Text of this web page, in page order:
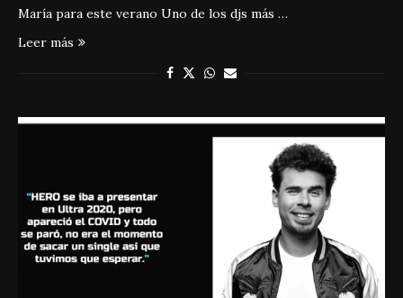
María para este verano Uno de los djs más …
Leer más